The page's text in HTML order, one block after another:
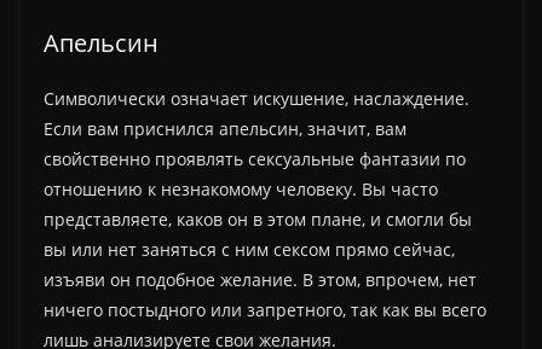
Апельсин
Символически означает искушение, наслаждение.
Если вам приснился апельсин, значит, вам
свойственно проявлять сексуальные фантазии по
отношению к незнакомому человеку. Вы часто
представляете, каков он в этом плане, и смогли бы
вы или нет заняться с ним сексом прямо сейчас,
изъяви он подобное желание. В этом, впрочем, нет
ничего постыдного или запретного, так как вы всего
лишь анализируете свои желания.